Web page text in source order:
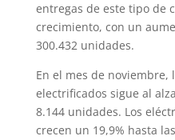
entregas de este tipo de
crecimiento, con un
300.432 unidades.
En el mes de
electrificados sigue al
8.144 unidades. Los
crecen un 19,9% hasta